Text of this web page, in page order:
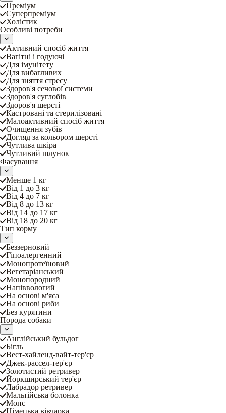
Преміум
Суперпреміум
Холістик
Особливі потреби
Активний спосіб життя
Вагітні і годуючі
Для імунітету
Для вибагливих
Для зняття стресу
Здоров'я сечової системи
Здоров'я суглобів
Здоров'я шерсті
Кастровані та стерилізовані
Малоактивний спосіб життя
Очищення зубів
Догляд за кольором шерсті
Чутлива шкіра
Чутливий шлунок
Фасування
Менше 1 кг
Від 1 до 3 кг
Від 4 до 7 кг
Від 8 до 13 кг
Від 14 до 17 кг
Від 18 до 20 кг
Тип корму
Беззерновий
Гіпоалергенний
Монопротеїновий
Вегетаріанський
Монопородний
Напіввологий
На основі м'яса
На основі риби
Без курятини
Порода собаки
Англійський бульдог
Бігль
Вест-хайленд-вайт-тер'єр
Джек-рассел-тер'єр
Золотистий ретривер
Йоркширський тер'єр
Лабрадор ретривер
Мальтійська болонка
Мопс
Німецька вівчарка